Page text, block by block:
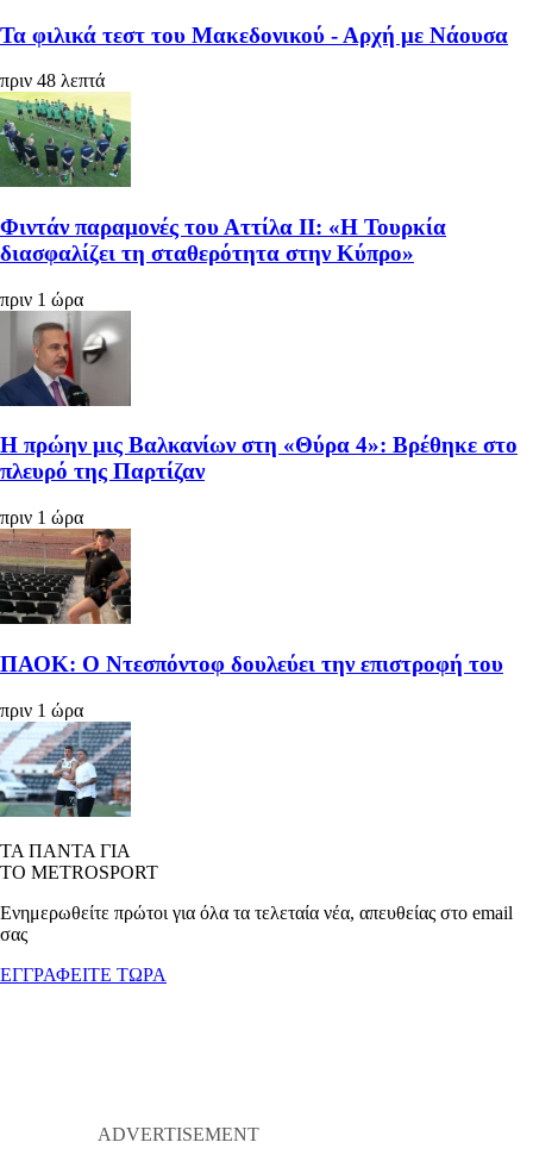
Τα φιλικά τεστ του Μακεδονικού - Αρχή με Νάουσα
πριν 48 λεπτά
Φιντάν παραμονές του Αττίλα ΙΙ: «Η Τουρκία
διασφαλίζει τη σταθερότητα στην Κύπρο»
πριν 1 ώρα
Η πρώην μις Βαλκανίων στη «Θύρα 4»: Βρέθηκε στο
πλευρό της Παρτίζαν
πριν 1 ώρα
ΠΑΟΚ: Ο Ντεσπόντοφ δουλεύει την επιστροφή του
πριν 1 ώρα
ΤΑ ΠΑΝΤΑ ΓΙΑ
ΤΟ METROSPORT
Ενημερωθείτε πρώτοι για όλα τα τελεταία νέα, απευθείας στο email
σας
ΕΓΓΡΑΦΕΙΤΕ ΤΩΡΑ